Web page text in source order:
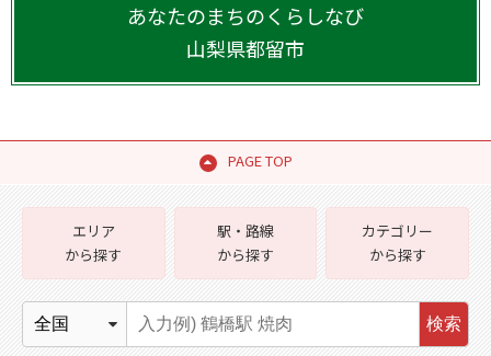
あなたのまちのくらしなび
山梨県都留市
PAGE TOP
エリア
から探す
駅・路線
から探す
カテゴリー
から探す
検索